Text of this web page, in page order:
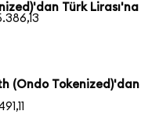
Türk Lirası'na
(Ondo Tokenized)'dan